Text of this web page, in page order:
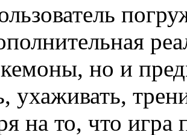
но и
ухаживать,
на то, что игра